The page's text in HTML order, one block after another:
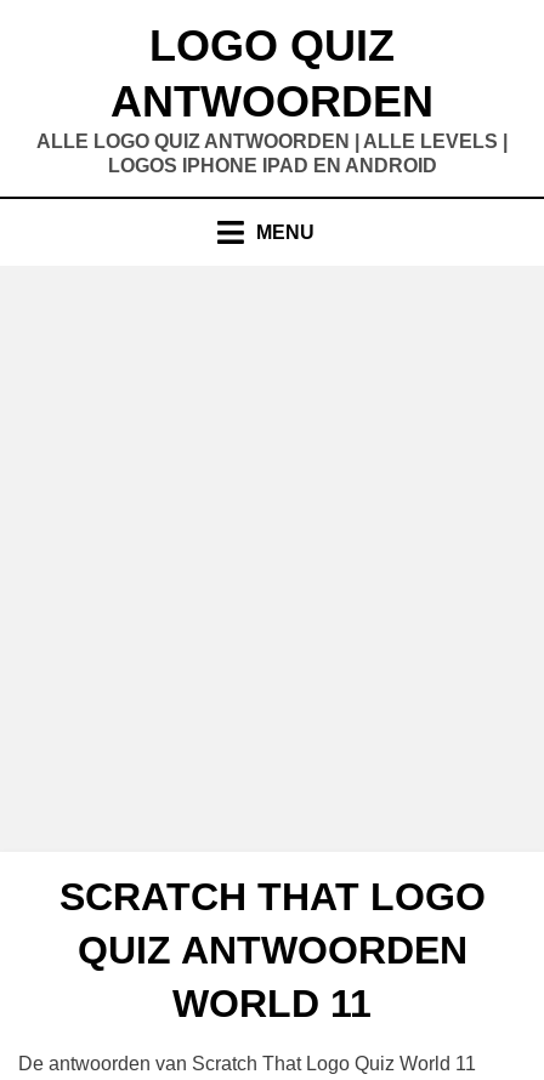
LOGO QUIZ
ANTWOORDEN
ALLE LOGO QUIZ ANTWOORDEN | ALLE LEVELS |
LOGOS IPHONE IPAD EN ANDROID
MENU
SCRATCH THAT LOGO
QUIZ ANTWOORDEN
WORLD 11
De antwoorden van Scratch That Logo Quiz World 11